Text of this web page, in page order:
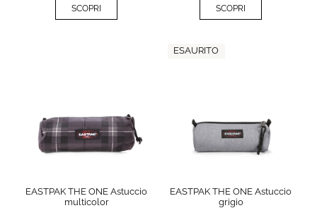
SCOPRI SCOPRI
EASTPAK THE ONE Astuccio
multicolor
ESAURITO
EASTPAK THE ONE Astuccio
grigio